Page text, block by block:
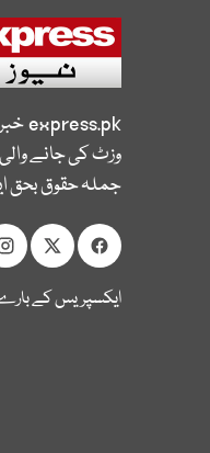
express.pk
وزٹ کی جانے
جملہ حقوق بحق
ایکسپریس کے